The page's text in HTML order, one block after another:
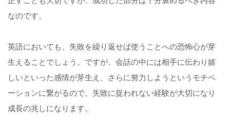
なのです。
英語においても、失敗を繰り返せば使うことへの恐怖心が芽
生えることでしょう。ですが、会話の中には相手に伝わり嬉
しいといった感情が芽生え、さらに努力しようというモチベ
ーションに繋がるので、失敗に捉われない経験が大切になり
成長の兆しになります。